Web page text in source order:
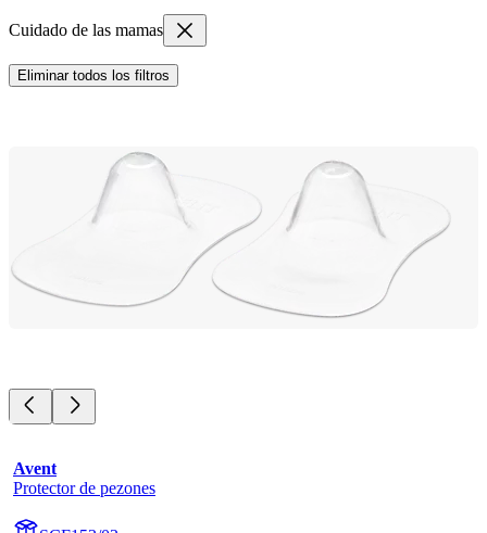
Cuidado de las mamas
Eliminar todos los filtros
Avent
Protector de pezones